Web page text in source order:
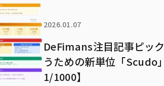
2026.01.07
DeFimans注目記事ピッ
うための新単位「
1/1000】